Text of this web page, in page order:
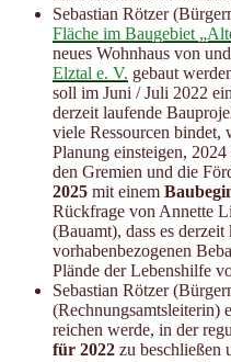
Sebastian Rötzer
Fläche im Baugebiet
neues Wohnhaus von
Elztal e. V. gebaut
soll im Juni / Juli 2022
derzeit laufende
viele Ressourcen bindet,
Planung einsteigen,
den Gremien und die
2025 mit einem
Rückfrage von Annette
(Bauamt), dass es
vorhabenbezogenen
Plände der Lebenshilfe
Sebastian Rötzer
(Rechnungsamtsleiterin)
reichen werde, in der
für 2022 zu beschließen